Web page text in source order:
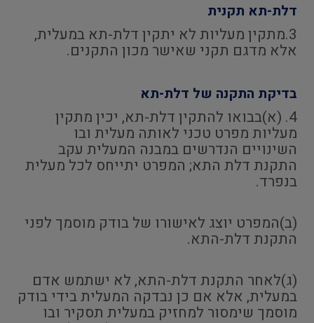
דלת-תא תקנית
3.מתקין מעליות לא יתקין דלת-תא במעלית,
אלא מדגם תקני שאישר מכון התקנים.
בדיקת התקנה של דלת-תא
4. (א)בבואו להתקין דלת-תא, יכין מתקין
מעליות מפרט טכני לאותה מעלית ובו
השינויים הנדרשים במבנה המעלית עקב
התקנת דלת התא; המפרט יתייחס לכל מעלית
בנפרד.
(ב)המפרט יוצג לאישורו של בודק מוסמך לפני
התקנת דלת-התא.
(ג)לאחר התקנת דלת-התא, לא ישתמש אדם
במעלית, אלא אם כן נבדקה המעלית בידי בודק
מוסמך שימסור למחזיק במעלית תסקיר ובו